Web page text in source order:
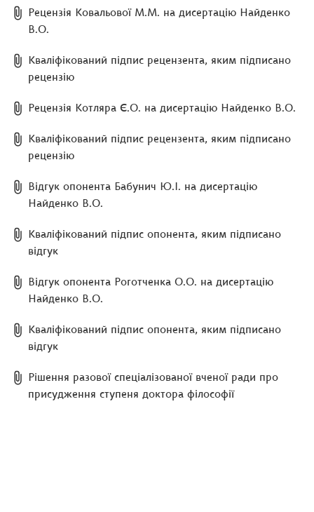
Рецензія Ковальової М.М. на дисертацію Найденко
В.О.
Кваліфікований підпис рецензента, яким підписано
рецензію
Рецензія Котляра Є.О. на дисертацію Найденко В.О.
Кваліфікований підпис рецензента, яким підписано
рецензію
Відгук опонента Бабунич Ю.І. на дисертацію
Найденко В.О.
Кваліфікований підпис опонента, яким підписано
відгук
Відгук опонента Роготченка О.О. на дисертацію
Найденко В.О.
Кваліфікований підпис опонента, яким підписано
відгук
Рішення разової спеціалізованої вченої ради про
присудження ступеня доктора філософії